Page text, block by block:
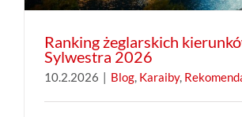
Ranking żeglarskich
Sylwestra 2026
10.2.2026 Blog, Karaiby,